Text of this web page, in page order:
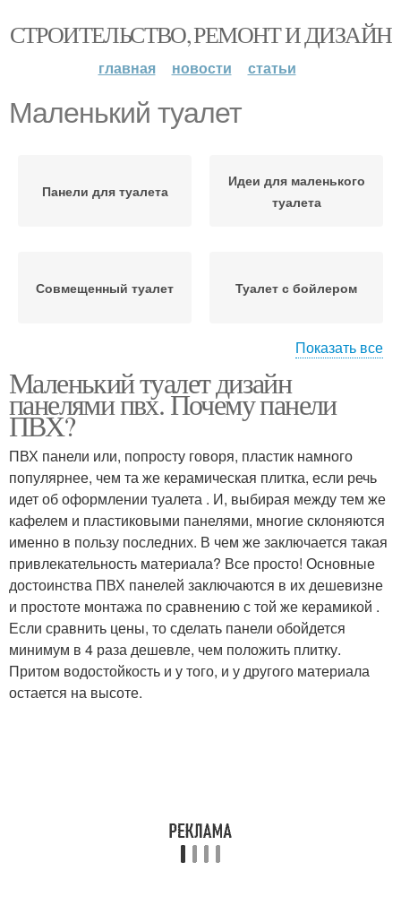
СТРОИТЕЛЬСТВО, РЕМОНТ И ДИЗАЙН
главная новости статьи
Маленький туалет
Панели для туалета
Идеи для маленького
туалета
Совмещенный туалет Туалет с бойлером
Туалет в стиле
Туалет в классическом
стиле
Туалет в экостиле Ремонт в туалете
Раковина в туалете Комнаты с туалетом
Стен в туалете
Стен в маленьком
Показать все
Маленький туалет дизайн
панелями пвх. Почему панели
ПВХ?
ПВХ панели или, попросту говоря, пластик намного
популярнее, чем та же керамическая плитка, если речь
идет об оформлении туалета . И, выбирая между тем же
кафелем и пластиковыми панелями, многие склоняются
именно в пользу последних. В чем же заключается такая
привлекательность материала? Все просто! Основные
достоинства ПВХ панелей заключаются в их дешевизне
и простоте монтажа по сравнению с той же керамикой .
Если сравнить цены, то сделать панели обойдется
минимум в 4 раза дешевле, чем положить плитку.
Притом водостойкость и у того, и у другого материала
остается на высоте.